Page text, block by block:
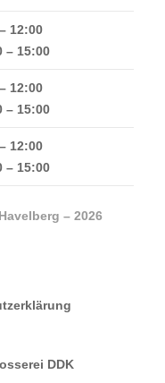
12:00
– 15:00
12:00
– 15:00
12:00
– 15:00
– 2026